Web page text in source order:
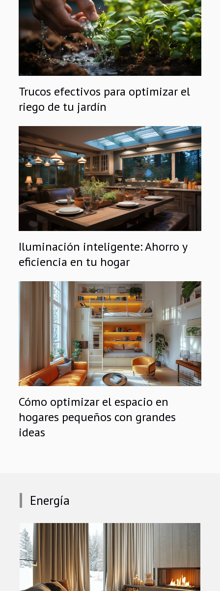
Trucos efectivos para optimizar el
riego de tu jardín
Iluminación inteligente: Ahorro y
eficiencia en tu hogar
Cómo optimizar el espacio en
hogares pequeños con grandes
ideas
Energía